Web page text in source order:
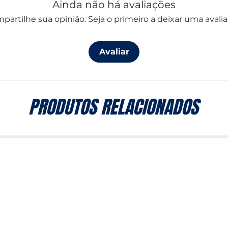
Ainda não há avaliações
sua opinião. Seja o primeiro a deixar uma
Avaliar
PRODUTOS RELACIONADOS